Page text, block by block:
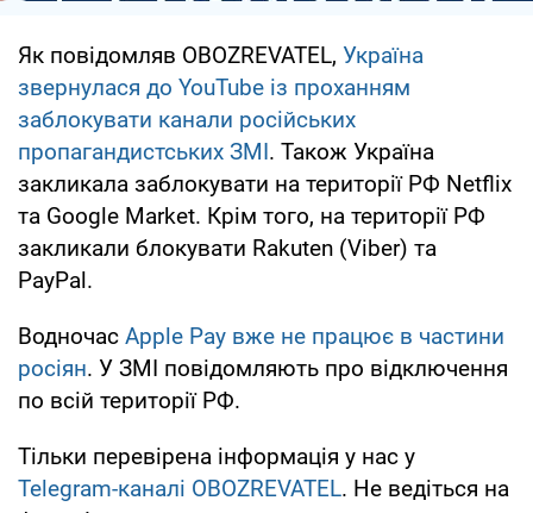
Як повідомляв OBOZREVATEL, Україна
звернулася до YouTube із проханням
заблокувати канали російських
пропагандистських ЗМІ. Також Україна
закликала заблокувати на території РФ Netflix
та Google Market. Крім того, на території РФ
закликали блокувати Rakuten (Viber) та
PayPal.
Водночас Apple Pay вже не працює в частини
росіян. У ЗМІ повідомляють про відключення
по всій території РФ.
Тільки перевірена інформація у нас у
Telegram-каналі OBOZREVATEL. Не ведіться на